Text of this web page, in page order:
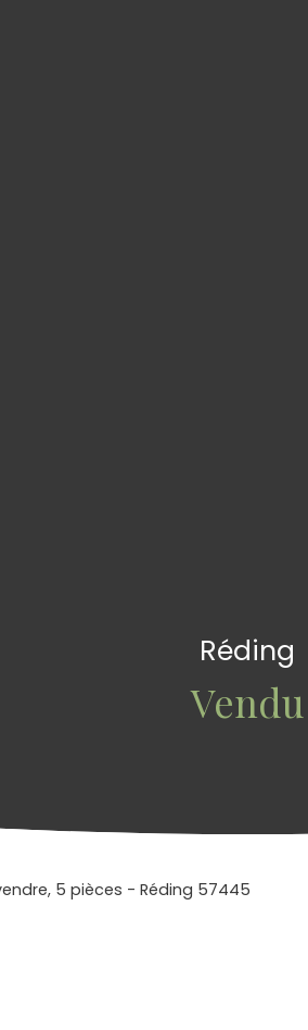
Réding
Vendu
5 pièces - Réding 57445